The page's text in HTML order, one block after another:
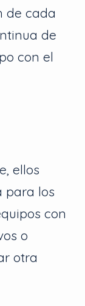
de cada
de
con el
ellos
para los
con
o
otra